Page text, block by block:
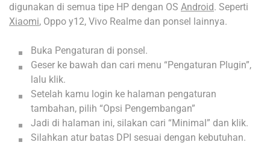
digunakan di semua tipe HP dengan OS Android. Seperti
Xiaomi, Oppo y12, Vivo Realme dan ponsel lainnya.
Buka Pengaturan di ponsel.
Geser ke bawah dan cari menu “Pengaturan Plugin”,
lalu klik.
Setelah kamu login ke halaman pengaturan
tambahan, pilih “Opsi Pengembangan”
Jadi di halaman ini, silakan cari “Minimal” dan klik.
Silahkan atur batas DPI sesuai dengan kebutuhan.